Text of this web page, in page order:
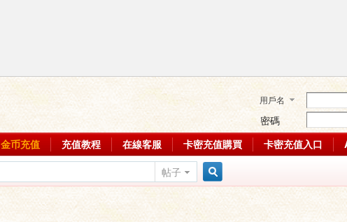
用戶名
密碼
金币充值 充值教程 在線客服 卡密充值購買 卡密充值入口
帖子